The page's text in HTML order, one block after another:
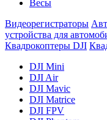
Весы
Видеорегистраторы
устройства для
Квадрокоптеры DJI
DJI Mini
DJI Air
DJI Mavic
DJI Matrice
DJI FPV